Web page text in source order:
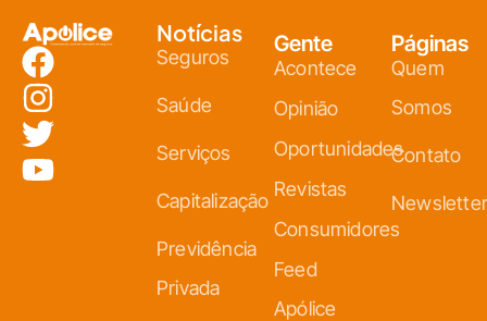
Notícias
Seguros
Saúde
Serviços
Capitalização
Previdência
Privada
Gente
Acontece
Opinião
Oportunidades
Revistas
Consumidores
Feed
Apólice
Páginas
Quem
Somos
Contato
Newsletter